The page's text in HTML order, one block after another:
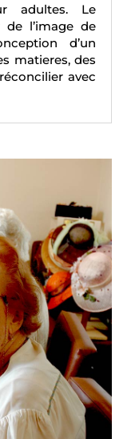
adultes. Le
l’image de
d’un
matieres, des
avec